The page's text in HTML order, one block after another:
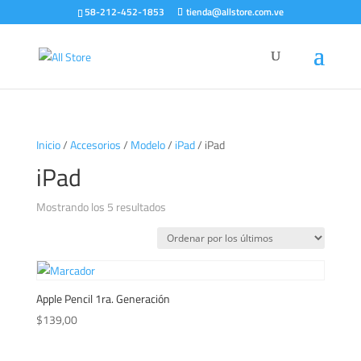
58-212-452-1853 tienda@allstore.com.ve
Inicio/Accesorios/ Modelo/ iPad/ iPad
iPad
Mostrando los 5 resultadosOrdenado
los
Apple Pencil 1ra. Generación
$139,00